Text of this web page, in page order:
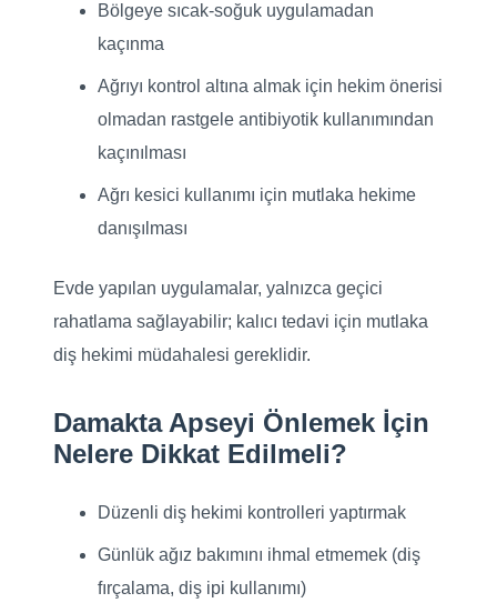
Bölgeye sıcak-soğuk uygulamadan
kaçınma
Ağrıyı kontrol altına almak için hekim önerisi
olmadan rastgele antibiyotik kullanımından
kaçınılması
Ağrı kesici kullanımı için mutlaka hekime
danışılması
Evde yapılan uygulamalar, yalnızca geçici
rahatlama sağlayabilir; kalıcı tedavi için mutlaka
diş hekimi müdahalesi gereklidir.
Damakta Apseyi Önlemek İçin
Nelere Dikkat Edilmeli?
Düzenli diş hekimi kontrolleri yaptırmak
Günlük ağız bakımını ihmal etmemek (diş
fırçalama, diş ipi kullanımı)